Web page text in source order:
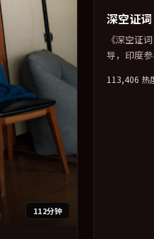
112分钟
深空证
《深空证
导，印度
共情力。
113,406 热